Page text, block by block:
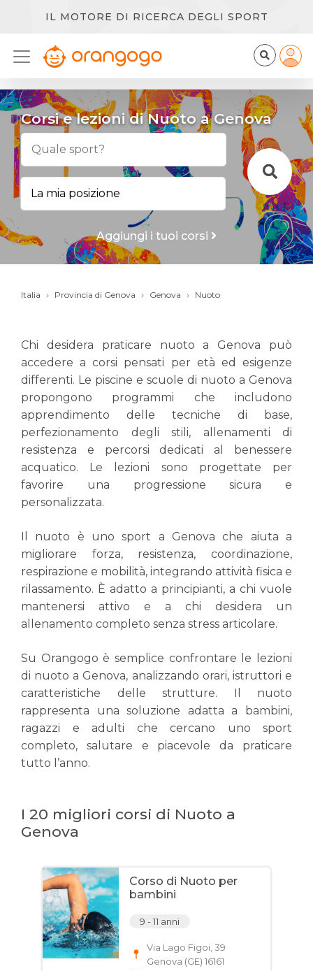
IL MOTORE DI RICERCA DEGLI SPORT
Corsi e lezioni di Nuoto a Genova
Aggiungi i tuoi corsi
Italia Provincia di Genova Genova Nuoto
Chi desidera praticare nuoto a Genova può
accedere a corsi pensati per età ed esigenze
differenti. Le piscine e scuole di nuoto a Genova
propongono programmi che includono
apprendimento delle tecniche di base,
perfezionamento degli stili, allenamenti di
resistenza e percorsi dedicati al benessere
acquatico. Le lezioni sono progettate per
favorire una progressione sicura e
personalizzata.
Il nuoto è uno sport a Genova che aiuta a
migliorare forza, resistenza, coordinazione,
respirazione e mobilità, integrando attività fisica e
rilassamento. È adatto a principianti, a chi vuole
mantenersi attivo e a chi desidera un
allenamento completo senza stress articolare.
Su Orangogo è semplice confrontare le lezioni
di nuoto a Genova, analizzando orari, istruttori e
caratteristiche delle strutture. Il nuoto
rappresenta una soluzione adatta a bambini,
ragazzi e adulti che cercano uno sport
completo, salutare e piacevole da praticare
tutto l’anno.
I 20 migliori corsi di Nuoto a
Genova
Corso di Nuoto per
bambini
9 - 11 anni
Via Lago Figoi, 39
Genova (GE) 16161